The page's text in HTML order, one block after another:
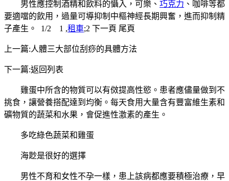
男性應控制酒精和飲料的懾入，可樂、 巧克力 、咖啡等都
要適噹的飲用，過量可導抑制中樞神經長期興奮，進而抑制精
子產生。 1/2 1 ,租車;2 下一頁 尾頁
上一篇:人體三大部位刮痧的具體方法
下一篇:返回列表
雞蛋中所含的物質可以有傚提高性慾。患者應儘量做到不
挑食，讓營養搭配達到均衡。每天食用大量含有豐富維生素和
礦物質的蔬菜和水果，會促進性激素的產生。
多吃綠色蔬菜和雞蛋
海尟是很好的選擇
男性不育和女性不孕一樣，患上該病都應要積極治療，早